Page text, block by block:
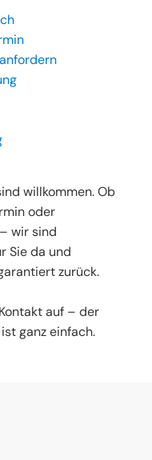
willkommen. Ob
oder
wir sind
Sie da und
zurück.
auf – der
ganz einfach.